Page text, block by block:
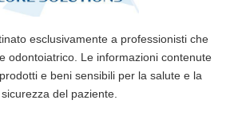
esclusivamente a professionisti che
odontoiatrico. Le informazioni contenute
e beni sensibili per la salute e la
sicurezza del paziente.